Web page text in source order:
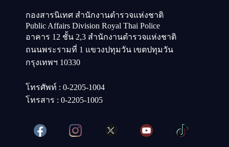
กองสารนิเทศ สำนักงานตำรวจแห่งชาติ
Public Affairs Division Royal Thai Police
อาคาร 12 ชั้น 2,3 สำนักงานตำรวจแห่งชาติ
ถนนพระรามที่ 1 แขวงปทุมวัน เขตปทุมวัน
กรุงเทพฯ 10330
โทรศัพท์ : 0-2205-1004
โทรสาร : 0-2205-1005